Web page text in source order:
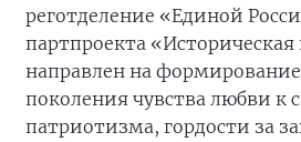
реготделение «Единой
партпроекта
направлен на
поколения чувства любви к
патриотизма, гордости за